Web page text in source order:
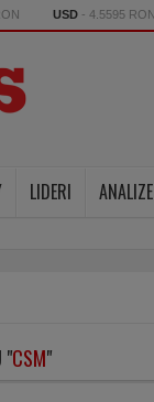
USD - 4.5595 RON
LIDERI ANALIZE
"CSM"